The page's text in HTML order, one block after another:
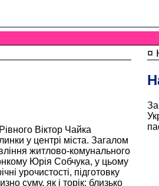
Віктор Чайка
у центрі міста. Загалом
житлово-комунального
Юрія Собчука, у цьому
урочистості, підготовку
суму, як і торік: близько
¤
За